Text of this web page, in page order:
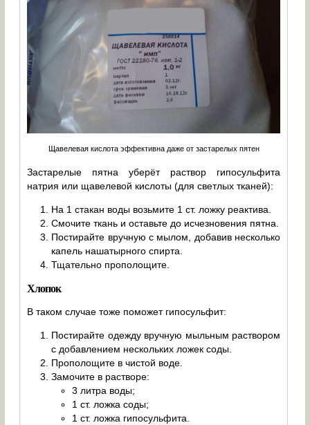
Щавелевая кислота эффективна даже от застарелых пятен
Застарелые пятна уберёт раствор гипосульфита
натрия или щавелевой кислоты (для светлых тканей):
На 1 стакан воды возьмите 1 ст. ложку реактива.
Смочите ткань и оставьте до исчезновения пятна.
Постирайте вручную с мылом, добавив несколько
капель нашатырного спирта.
Тщательно прополощите.
Хлопок
В таком случае тоже поможет гипосульфит:
Постирайте одежду вручную мыльным раствором
с добавлением нескольких ложек соды.
Прополощите в чистой воде.
Замочите в растворе:
3 литра воды;
1 ст. ложка соды;
1 ст. ложка гипосульфита.